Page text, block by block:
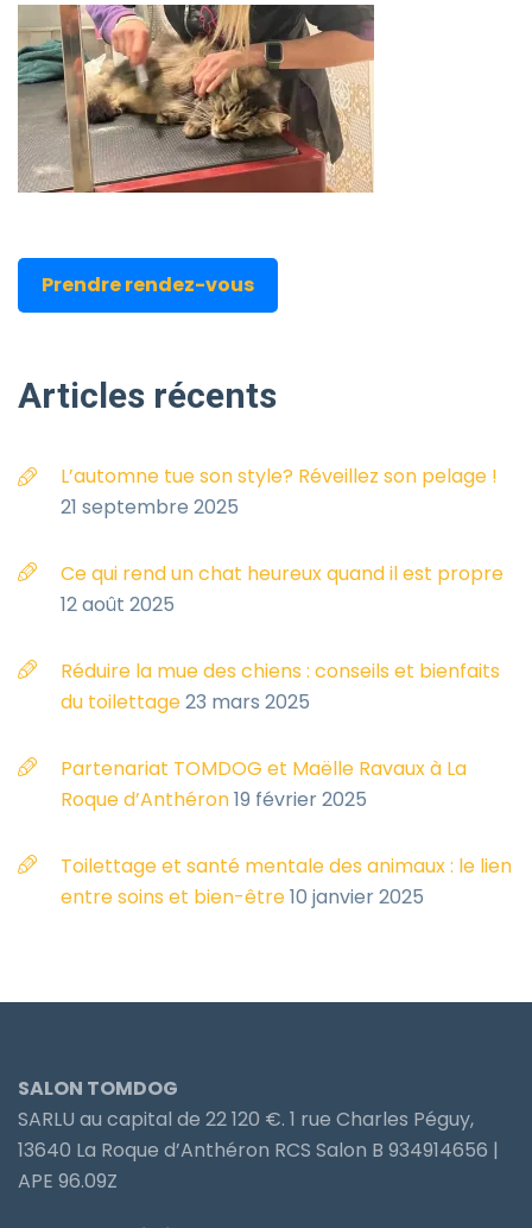
Prendre rendez-vous
Articles récents
L’automne tue son style? Réveillez son pelage !
21 septembre 2025
Ce qui rend un chat heureux quand il est propre
12 août 2025
Réduire la mue des chiens : conseils et bienfaits
du toilettage23 mars 2025
Partenariat TOMDOG et Maëlle Ravaux à La
Roque d’Anthéron19 février 2025
Toilettage et santé mentale des animaux : le lien
entre soins et bien-être10 janvier 2025
SALON TOMDOG
SARLU au capital de 22 120 €. 1 rue Charles Péguy,
13640 La Roque d’Anthéron RCS Salon B 934914656 |
APE 96.09Z